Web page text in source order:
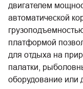
двигателем
автоматической
платформой
для отдыха на
палатки,
оборудование или